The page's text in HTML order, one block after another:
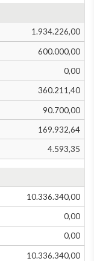
1.934.226,00
600.000,00
0,00
360.211,40
90.700,00
169.932,64
4.593,35
10.336.340,00
0,00
0,00
10.336.340,00